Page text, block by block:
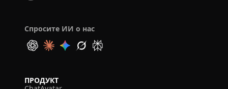
Спросите ИИ о нас
ПРОДУКТ